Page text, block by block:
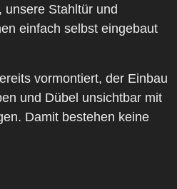
unsere Stahltür und
einfach selbst eingebaut
vormontiert, der Einbau
und Dübel unsichtbar mit
Damit bestehen keine